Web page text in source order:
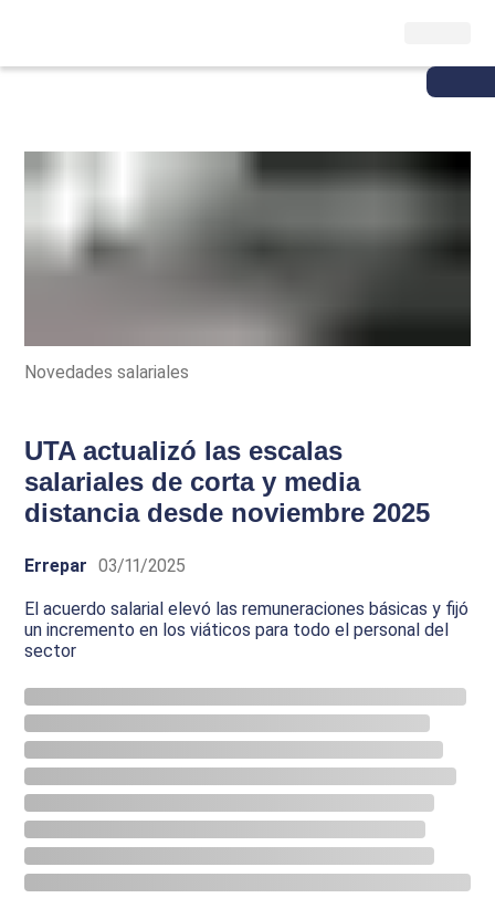
Novedades salariales
UTA actualizó las escalas
salariales de corta y media
distancia desde noviembre 2025
Errepar 03/11/2025
El acuerdo salarial elevó las remuneraciones básicas y fijó
un incremento en los viáticos para todo el personal del
sector